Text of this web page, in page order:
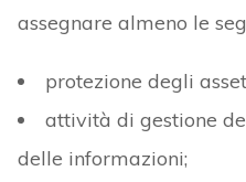
assegnare almeno le
protezione degli
attività di gestione
delle informazioni;